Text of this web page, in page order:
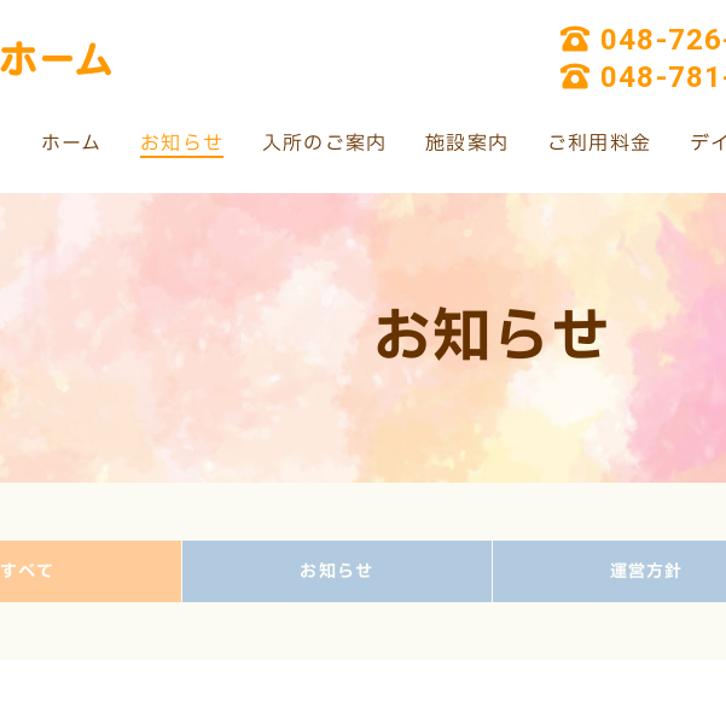
048-
048-
ホーム お知らせ 入所のご案内 施設案内 ご利用料金 デ
お知らせ
すべて お知らせ 運営方針